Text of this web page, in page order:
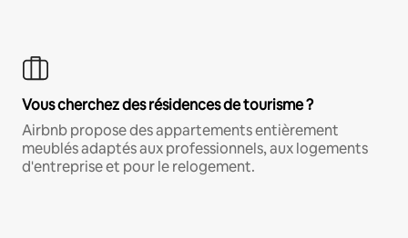
Vous cherchez des résidences de tourisme ?
Airbnb propose des appartements entièrement
meublés adaptés aux professionnels, aux logements
d'entreprise et pour le relogement.